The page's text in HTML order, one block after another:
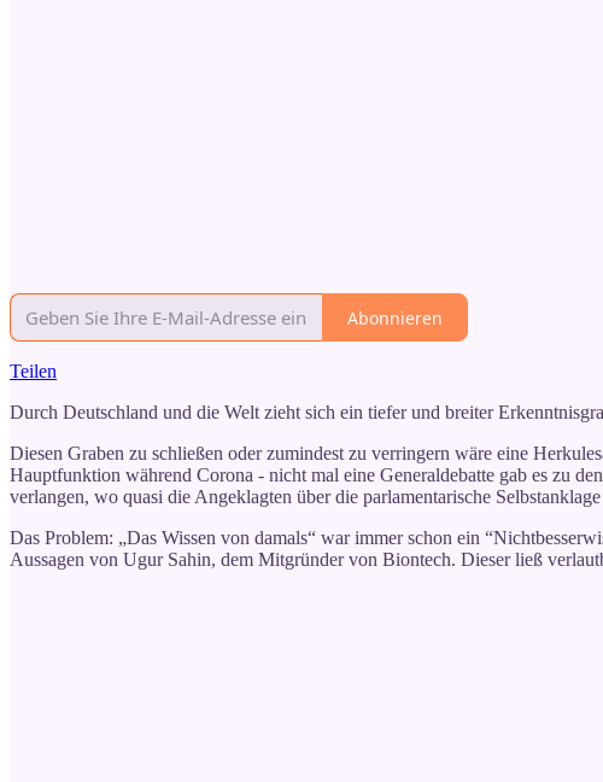
Abonnieren
Teilen
Durch Deutschland und die Welt zieht sich ein tiefer und breiter
Diesen Graben zu schließen oder zumindest zu verringern wäre eine
Hauptfunktion während Corona - nicht mal eine Generaldebatte gab es zu
verlangen, wo quasi die Angeklagten über die parlamentarische
Das Problem: „Das Wissen von damals“ war immer schon ein
Aussagen von Ugur Sahin, dem Mitgründer von Biontech. Dieser ließ